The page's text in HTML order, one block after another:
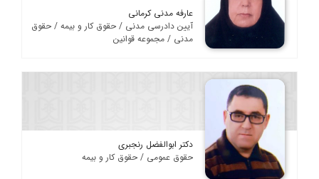
عارفه مدنی کرمانی
آیین دادرسی مدنی / حقوق کار و بیمه / حقوق
مدنی / مجموعه قوانین
دکتر ابوالفضل رنجبری
حقوق عمومی / حقوق کار و بیمه